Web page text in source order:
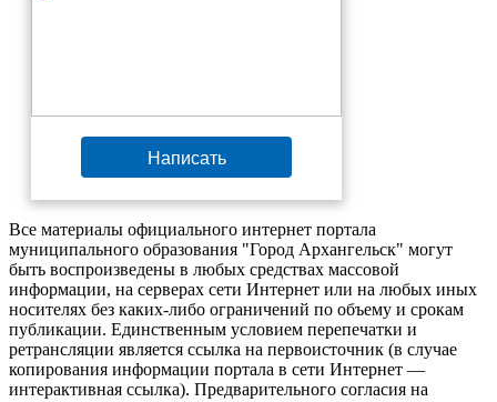
Написать
Все материалы официального интернет портала
муниципального образования "Город Архангельск" могут
быть воспроизведены в любых средствах массовой
информации, на серверах сети Интернет или на любых иных
носителях без каких-либо ограничений по объему и срокам
публикации. Единственным условием перепечатки и
ретрансляции является ссылка на первоисточник (в случае
копирования информации портала в сети Интернет —
интерактивная ссылка). Предварительного согласия на